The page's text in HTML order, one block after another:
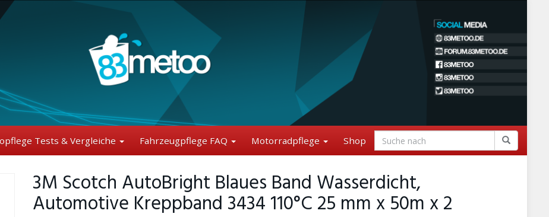
Tests & Vergleiche Fahrzeugpflege FAQ Motorradpflege Shop
3M Scotch AutoBright Blaues Band Wasserdicht,
Automotive Kreppband 3434 110°C 25 mm x 50m x 2